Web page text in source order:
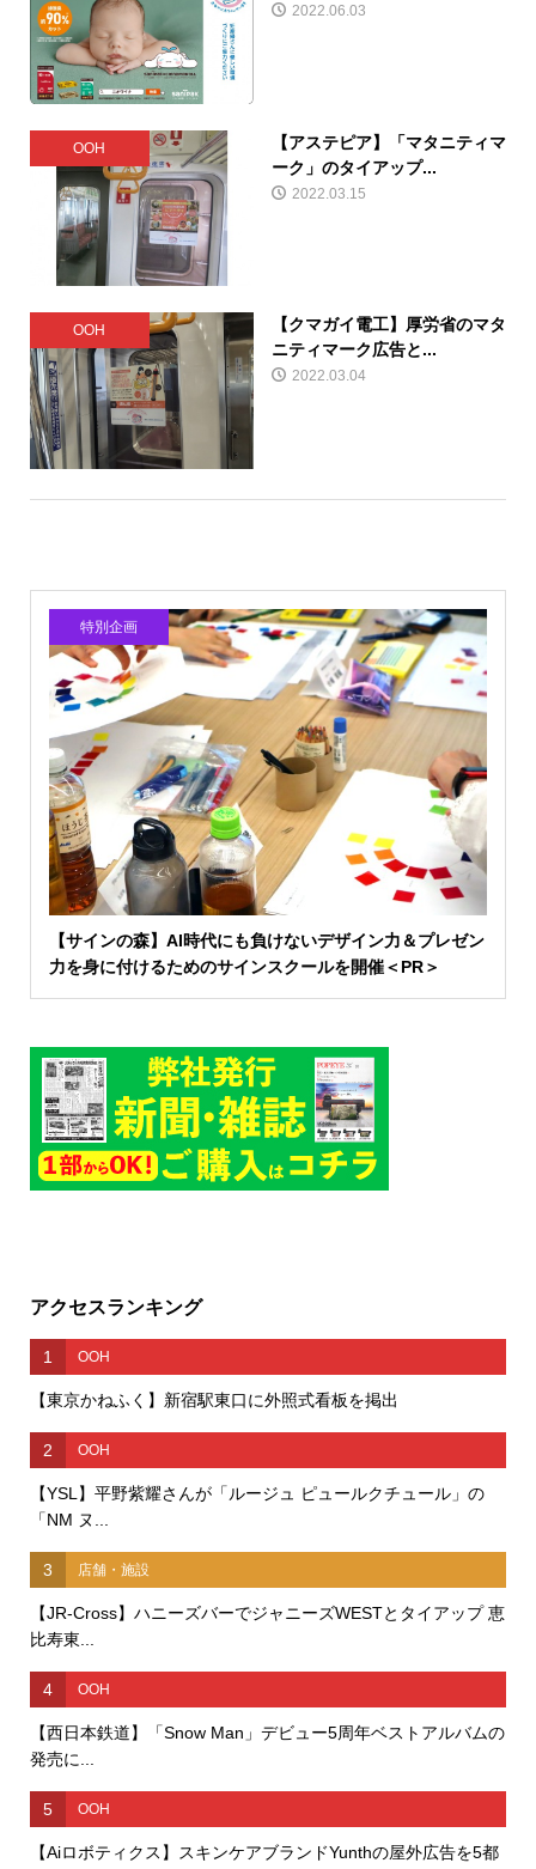
2022.06.03
OOH
【アステピア】「マタニティマ
ーク」のタイアップ...
2022.03.15
OOH
【クマガイ電工】厚労省のマタ
ニティマーク広告と...
2022.03.04
特別企画
【サインの森】AI時代にも負けないデザイン力＆プレゼン
力を身に付けるためのサインスクールを開催＜PR＞
アクセスランキング
1 OOH
【東京かねふく】新宿駅東口に外照式看板を掲出
2 OOH
【YSL】平野紫耀さんが「ルージュ ピュールクチュール」の
「NM ヌ...
3 店舗・施設
【JR-Cross】ハニーズバーでジャニーズWESTとタイアップ 恵
比寿東...
4 OOH
【西日本鉄道】「Snow Man」デビュー5周年ベストアルバムの
発売に...
5 OOH
【Aiロボティクス】スキンケアブランドYunthの屋外広告を5都